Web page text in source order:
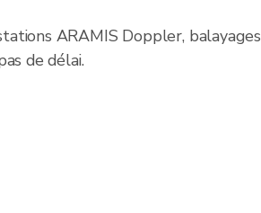
ARAMIS Doppler, balayages
de délai.